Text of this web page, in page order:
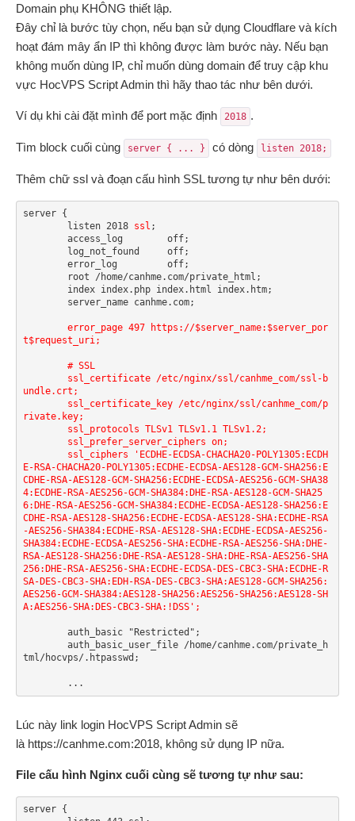
Domain phụ KHÔNG thiết lập.
Đây chỉ là bước tùy chọn, nếu bạn sử dụng Cloudflare và kích
hoạt đám mây ẩn IP thì không được làm bước này. Nếu bạn
không muốn dùng IP, chỉ muốn dùng domain để truy cập khu
vực HocVPS Script Admin thì hãy thao tác như bên dưới.
Ví dụ khi cài đặt mình để port mặc định 2018 .
Tìm block cuối cùng server { ... } có dòng listen 2018;
Thêm chữ ssl và đoạn cấu hình SSL tương tự như bên dưới:
server {
	listen 2018
ssl ;
t$request_uri;
undle.crt;
rivate.key;
E-RSA-CHACHA20-POLY1305:ECDHE-ECDSA-AES128-GCM-SHA256:E
CDHE-RSA-AES128-GCM-SHA256:ECDHE-ECDSA-AES256-GCM-SHA38
4:ECDHE-RSA-AES256-GCM-SHA384:DHE-RSA-AES128-GCM-SHA25
6:DHE-RSA-AES256-GCM-SHA384:ECDHE-ECDSA-AES128-SHA256:E
CDHE-RSA-AES128-SHA256:ECDHE-ECDSA-AES128-SHA:ECDHE-RSA
-AES256-SHA384:ECDHE-RSA-AES128-SHA:ECDHE-ECDSA-AES256-
SHA384:ECDHE-ECDSA-AES256-SHA:ECDHE-RSA-AES256-SHA:DHE-
RSA-AES128-SHA256:DHE-RSA-AES128-SHA:DHE-RSA-AES256-SHA
256:DHE-RSA-AES256-SHA:ECDHE-ECDSA-DES-CBC3-SHA:ECDHE-R
SA-DES-CBC3-SHA:EDH-RSA-DES-CBC3-SHA:AES128-GCM-SHA256:
AES256-GCM-SHA384:AES128-SHA256:AES256-SHA256:AES128-SH
A:AES256-SHA:DES-CBC3-SHA:!DSS';
tml/hocvps/.htpasswd;
	...
Lúc này link login HocVPS Script Admin sẽ
là https://canhme.com:2018, không sử dụng IP nữa.
File cấu hình Nginx cuối cùng sẽ tương tự như sau:
server {